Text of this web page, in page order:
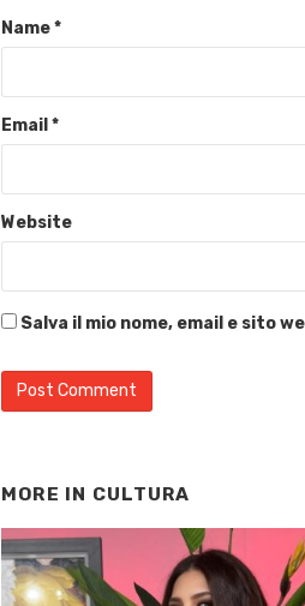
Name*
Email *
Website
Salva il mio nome, email e sito
MORE IN CULTURA